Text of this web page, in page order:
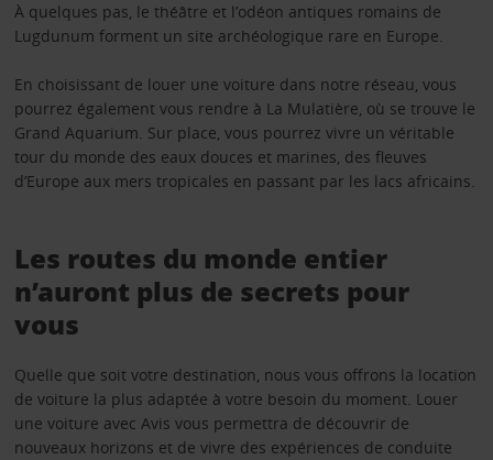
À quelques pas, le théâtre et l’odéon antiques romains de
Lugdunum forment un site archéologique rare en Europe.
En choisissant de louer une voiture dans notre réseau, vous
pourrez également vous rendre à La Mulatière, où se trouve le
Grand Aquarium. Sur place, vous pourrez vivre un véritable
tour du monde des eaux douces et marines, des fleuves
d’Europe aux mers tropicales en passant par les lacs africains.
Les routes du monde entier
n’auront plus de secrets pour
vous
Quelle que soit votre destination, nous vous offrons la location
de voiture la plus adaptée à votre besoin du moment. Louer
une voiture avec Avis vous permettra de découvrir de
nouveaux horizons et de vivre des expériences de conduite